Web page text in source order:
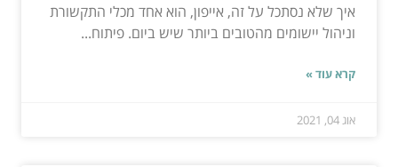
איך שלא נסתכל על זה, אייפון, הוא אחד מכלי התקשורת
וניהול יישומים מהטובים ביותר שיש ביום. פיתוח...
קרא עוד »
אוג 04, 2021